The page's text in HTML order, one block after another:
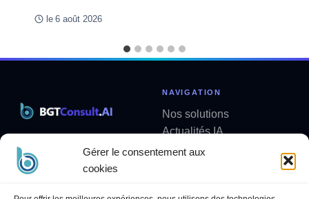
Gérer le consentement aux
cookies
le 6 août 2026
contact@bgtconsult.ai
NAVIGATION
Nos solutions
Actualités IA
Analyses